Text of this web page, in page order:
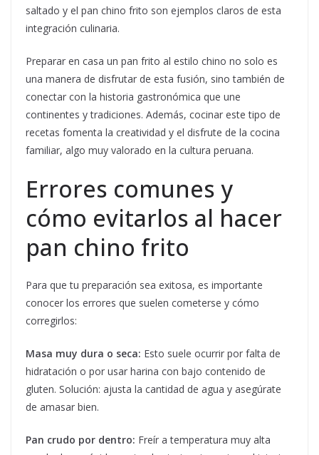
saltado y el pan chino frito son ejemplos claros de esta
integración culinaria.
Preparar en casa un pan frito al estilo chino no solo es
una manera de disfrutar de esta fusión, sino también de
conectar con la historia gastronómica que une
continentes y tradiciones. Además, cocinar este tipo de
recetas fomenta la creatividad y el disfrute de la cocina
familiar, algo muy valorado en la cultura peruana.
Errores comunes y
cómo evitarlos al hacer
pan chino frito
Para que tu preparación sea exitosa, es importante
conocer los errores que suelen cometerse y cómo
corregirlos:
Masa muy dura o seca: Esto suele ocurrir por falta de
hidratación o por usar harina con bajo contenido de
gluten. Solución: ajusta la cantidad de agua y asegúrate
de amasar bien.
Pan crudo por dentro: Freír a temperatura muy alta